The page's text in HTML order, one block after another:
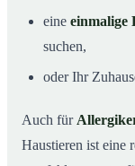
eine einmalige
suchen,
oder Ihr
Auch für
Haustieren ist eine